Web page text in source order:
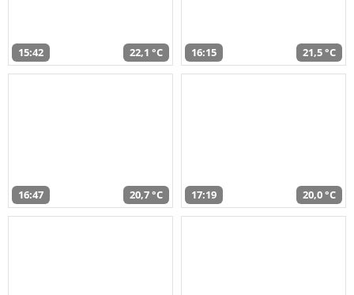
15:42 22,1 °C 16:15 21,5 °C
16:47 20,7 °C 17:19 20,0 °C